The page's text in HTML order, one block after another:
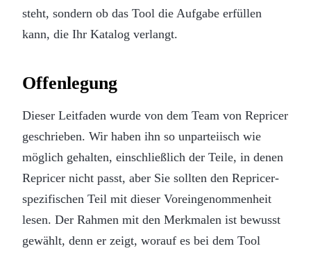
steht, sondern ob das Tool die Aufgabe erfüllen
kann, die Ihr Katalog verlangt.
Offenlegung
Dieser Leitfaden wurde von dem Team von Repricer
geschrieben. Wir haben ihn so unparteiisch wie
möglich gehalten, einschließlich der Teile, in denen
Repricer nicht passt, aber Sie sollten den Repricer-
spezifischen Teil mit dieser Voreingenommenheit
lesen. Der Rahmen mit den Merkmalen ist bewusst
gewählt, denn er zeigt, worauf es bei dem Tool